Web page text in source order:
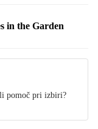
in the Garden
pomoč pri izbiri?